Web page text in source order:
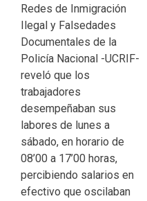
Redes de Inmigración
Ilegal y Falsedades
Documentales de la
Policía Nacional -UCRIF-
reveló que los
trabajadores
desempeñaban sus
labores de lunes a
sábado, en horario de
08’00 a 17’00 horas,
percibiendo salarios en
efectivo que oscilaban